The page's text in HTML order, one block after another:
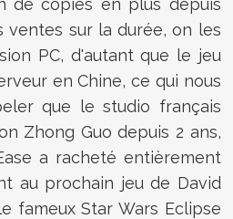
ventes sur la durée, on les
PC, d'autant que le jeu
en Chine, ce qui nous
que le studio français
Zhong Guo depuis 2 ans,
a racheté entièrement
au prochain jeu de David
fameux Star Wars Eclipse